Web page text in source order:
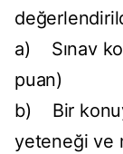
a) Sınav
puan)
b) Bir
yeteneği ve